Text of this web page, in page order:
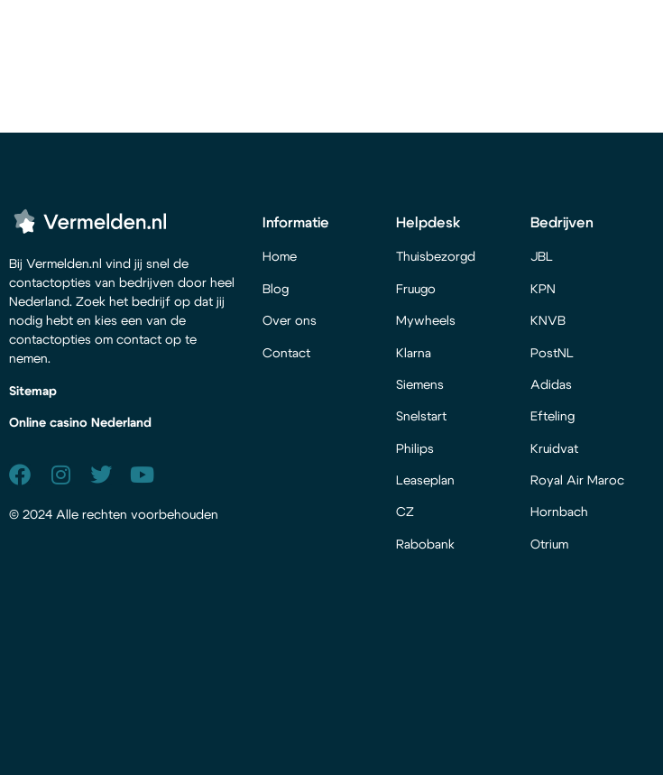
Bij Vermelden.nl vind jij snel de
contactopties van bedrijven door heel
Nederland. Zoek het bedrijf op dat jij
nodig hebt en kies een van de
contactopties om contact op te
nemen.
Sitemap
Online casino Nederland
© 2024 Alle rechten voorbehouden
Informatie
Home
Blog
Over ons
Contact
Helpdesk
Thuisbezorgd
Fruugo
Mywheels
Klarna
Siemens
Snelstart
Philips
Leaseplan
CZ
Rabobank
Bedrijven
JBL
KPN
KNVB
PostNL
Adidas
Efteling
Kruidvat
Royal Air Maroc
Hornbach
Otrium